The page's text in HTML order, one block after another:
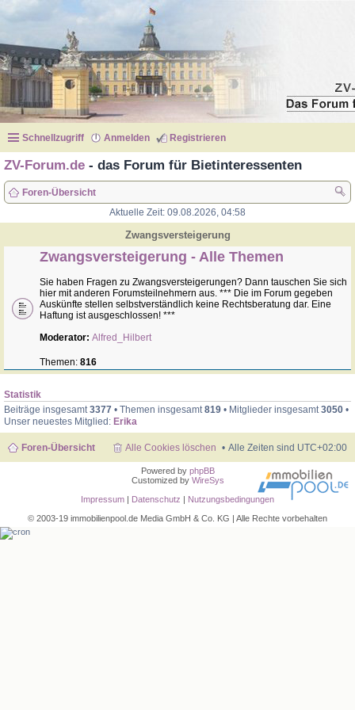
Schnellzugriff Anmelden Registrieren
ZV-Forum.de - das Forum für Bietinteressenten
Foren-Übersicht
Aktuelle Zeit: 09.08.2026, 04:58
Zwangsversteigerung
Zwangsversteigerung - Alle Themen
Sie haben Fragen zu Zwangsversteigerungen? Dann tauschen Sie sich
hier mit anderen Forumsteilnehmern aus. *** Die im Forum gegeben
Auskünfte stellen selbstverständlich keine Rechtsberatung dar. Eine
Haftung ist ausgeschlossen! ***
Moderator: Alfred_Hilbert
Themen: 816
Statistik
Beiträge insgesamt3377 • Themen insgesamt819 • Mitglieder insgesamt3050 •
Unser neuestes Mitglied: Erika
Foren-Übersicht Alle Zeiten sind UTC+02:00
Alle Cookies löschen
Powered by phpBB
Customized by WireSys
Impressum | Datenschutz | Nutzungsbedingungen
© 2003-19 immobilienpool.de Media GmbH & Co. KG | Alle Rechte vorbehalten